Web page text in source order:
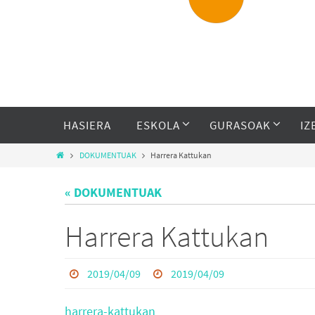
HASIERA ESKOLA GURASOAK
DOKUMENTUAK Harrera Kattukan
« DOKUMENTUAK
Harrera Kattukan
2019/04/09 2019/04/09
harrera-kattukan